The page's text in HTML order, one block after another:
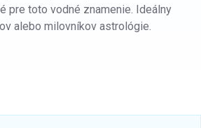
pre toto vodné znamenie. Ideálny
alebo milovníkov astrológie.